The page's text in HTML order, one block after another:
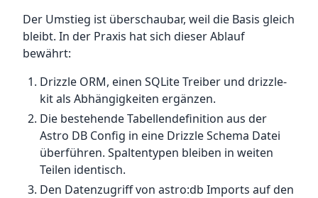
Der Umstieg ist überschaubar, weil die Basis gleich
bleibt. In der Praxis hat sich dieser Ablauf
bewährt:
Drizzle ORM, einen SQLite Treiber und drizzle-
kit als Abhängigkeiten ergänzen.
Die bestehende Tabellendefinition aus der
Astro DB Config in eine Drizzle Schema Datei
überführen. Spaltentypen bleiben in weiten
Teilen identisch.
Den Datenzugriff von astro:db Imports auf den